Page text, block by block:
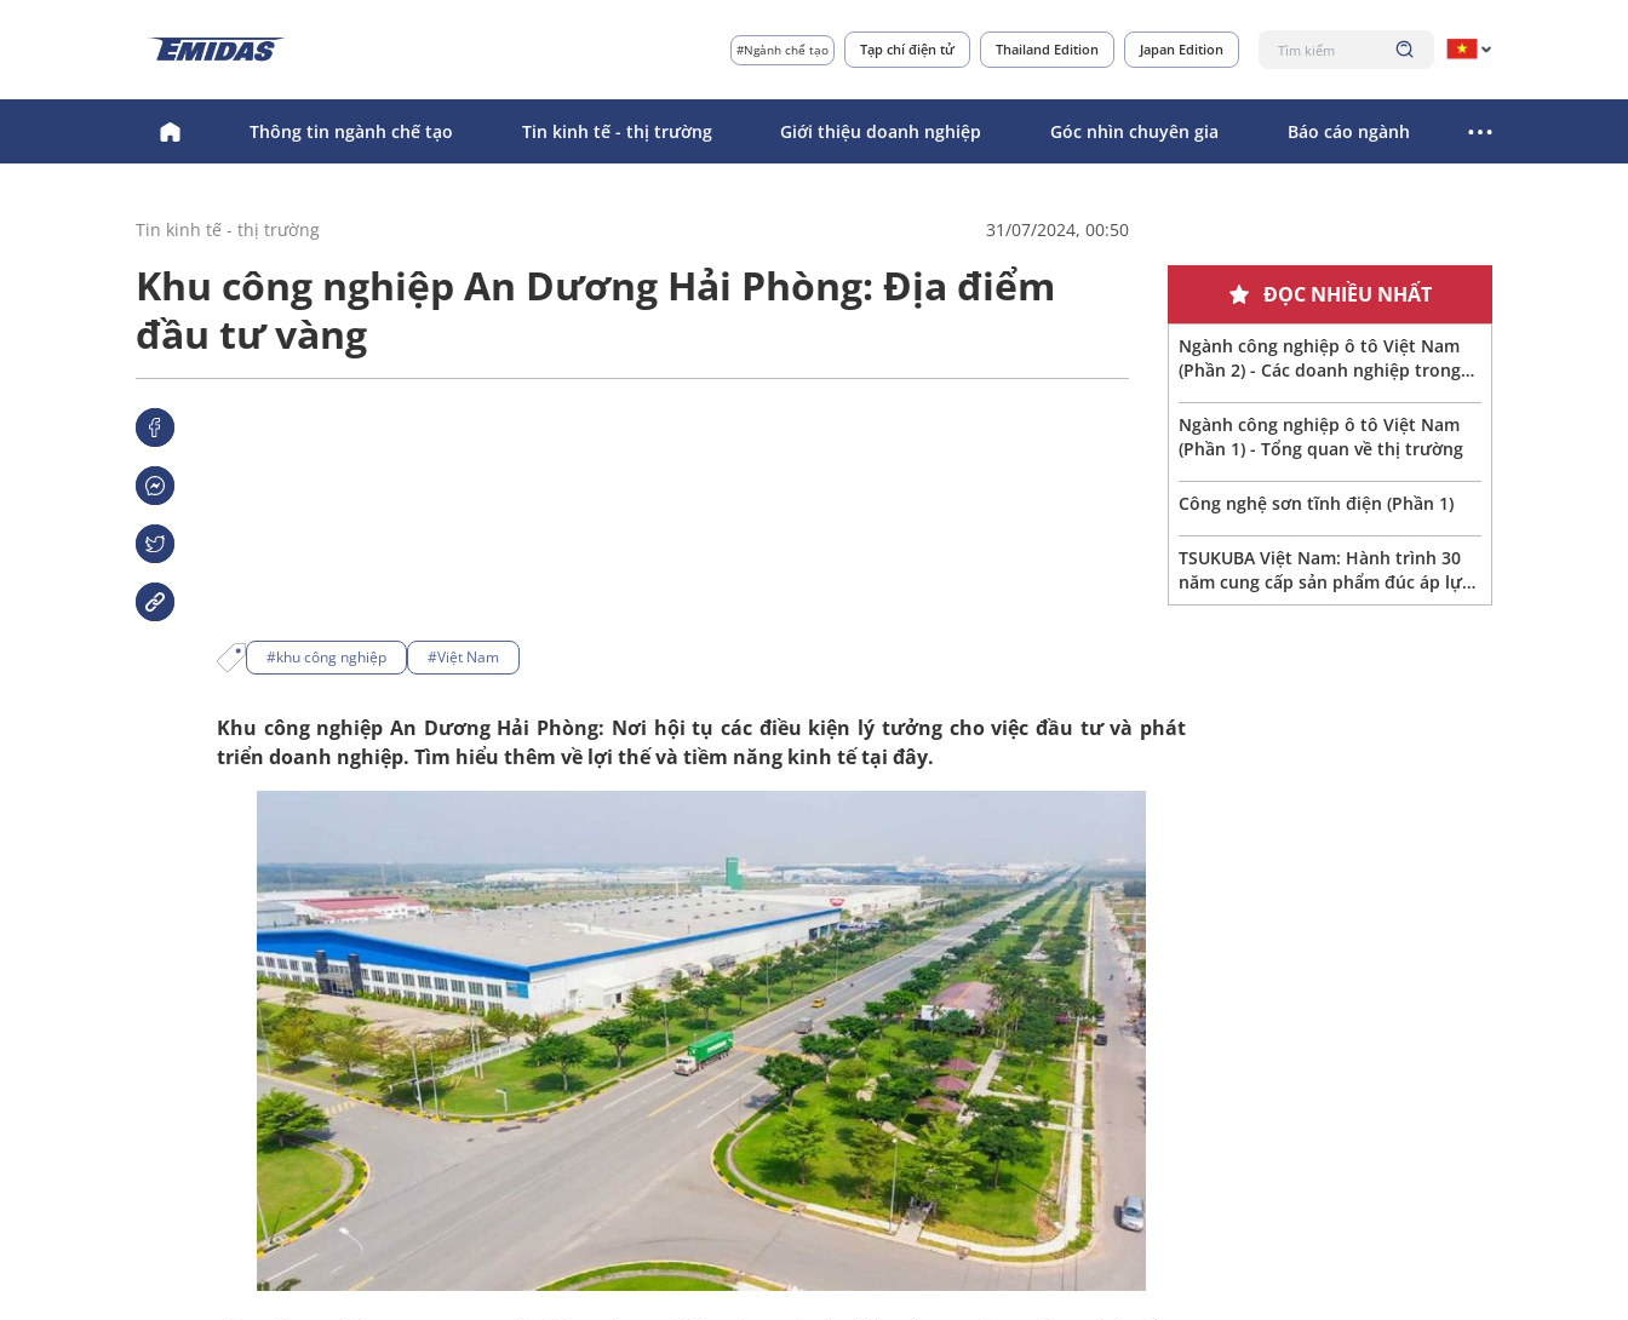
#Ngành chế tạo Tạp chí điện tử Thailand Edition Japan Edition
Thông tin ngành chế tạo Tin kinh tế - thị trường Giới thiệu doanh nghiệp Góc nhìn chuyên gia Báo cáo ngành
Tin kinh tế - thị trường 31/07/2024, 00:50
Khu công nghiệp An Dương Hải Phòng: Địa điểm
đầu tư vàng
#khu công nghiệp #Việt Nam
Khu công nghiệp An Dương Hải Phòng: Nơi hội tụ các điều kiện lý tưởng cho việc đầu tư và phát
triển doanh nghiệp. Tìm hiểu thêm về lợi thế và tiềm năng kinh tế tại đây.
ĐỌC NHIỀU NHẤT
Ngành công nghiệp ô tô Việt Nam
(Phần 2) - Các doanh nghiệp trong
Ngành công nghiệp ô tô Việt Nam
(Phần 1) - Tổng quan về thị trường
Công nghệ sơn tĩnh điện (Phần 1)
TSUKUBA Việt Nam: Hành trình 30
năm cung cấp sản phẩm đúc áp lực
tại Việt Nam